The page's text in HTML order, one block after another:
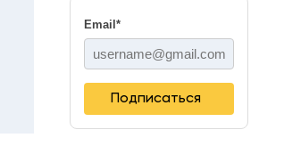
Email *
Подписаться